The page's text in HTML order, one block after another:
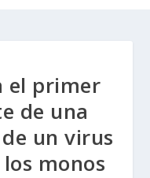
el primer
de una
un virus
monos